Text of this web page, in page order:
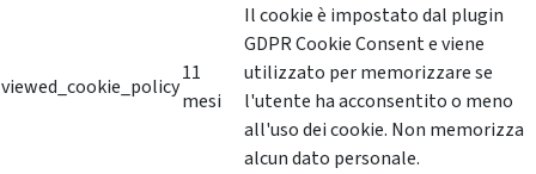
viewed_cookie_policy
11
mesi
Il cookie è impostato dal plugin
GDPR Cookie Consent e viene
utilizzato per memorizzare se
l'utente ha acconsentito o meno
all'uso dei cookie. Non memorizza
alcun dato personale.